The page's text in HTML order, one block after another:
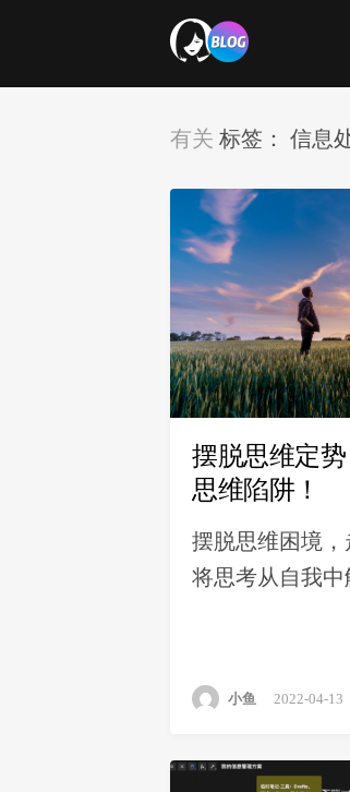
有关 标签： 信息
摆脱思维定
思维陷阱！
摆脱思维困境，
将思考从自我中
小鱼 2022-04-13